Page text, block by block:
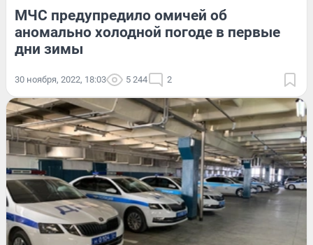
МЧС предупредило омичей об
аномально холодной погоде в первые
дни зимы
30 ноября, 2022, 18:03 5 244 2